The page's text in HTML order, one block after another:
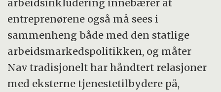
arbeidsinkludering innebærer at
entreprenørene også må sees i
sammenheng både med den statlige
arbeidsmarkedspolitikken, og måter
Nav tradisjonelt har håndtert relasjoner
med eksterne tjenestetilbydere på,